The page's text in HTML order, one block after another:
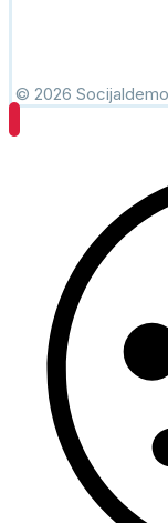
© 2026